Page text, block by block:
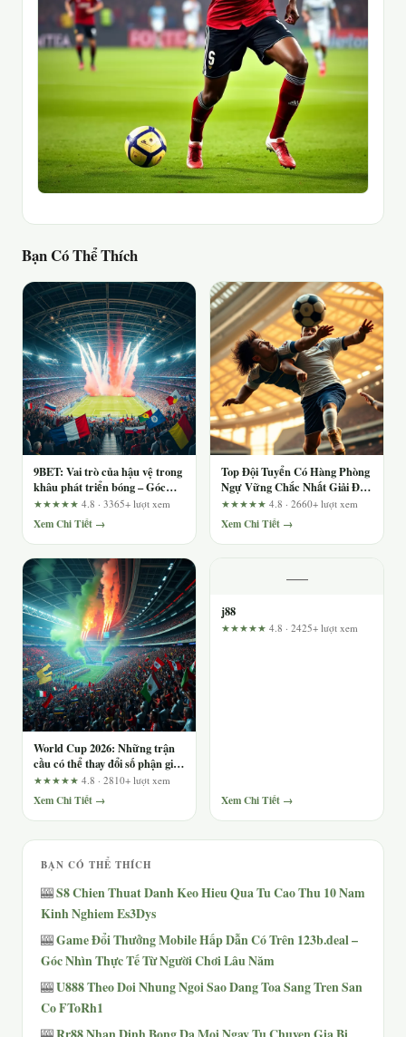
Bạn Có Thể Thích
9BET: Vai trò của hậu vệ trong
khâu phát triển bóng – Góc
nhìn từ hành trình người dùng
★★★★★ 4.8 · 3365+ lượt xem
Xem Chi Tiết →
Top Đội Tuyển Có Hàng Phòng
Ngự Vững Chắc Nhất Giải Đấu
Hiện Nay
★★★★★ 4.8 · 2660+ lượt xem
Xem Chi Tiết →
World Cup 2026: Những trận
cầu có thể thay đổi số phận giải
đấu
★★★★★ 4.8 · 2810+ lượt xem
Xem Chi Tiết →
—
j88
★★★★★ 4.8 · 2425+ lượt xem
Xem Chi Tiết →
BẠN CÓ THỂ THÍCH
🎰S8 Chien Thuat Danh Keo Hieu Qua Tu Cao Thu 10 Nam
Kinh Nghiem Es3Dys
🎰Game Đổi Thưởng Mobile Hấp Dẫn Có Trên 123b.deal –
Góc Nhìn Thực Tế Từ Người Chơi Lâu Năm
🎰U888 Theo Doi Nhung Ngoi Sao Dang Toa Sang Tren San
Co FToRh1